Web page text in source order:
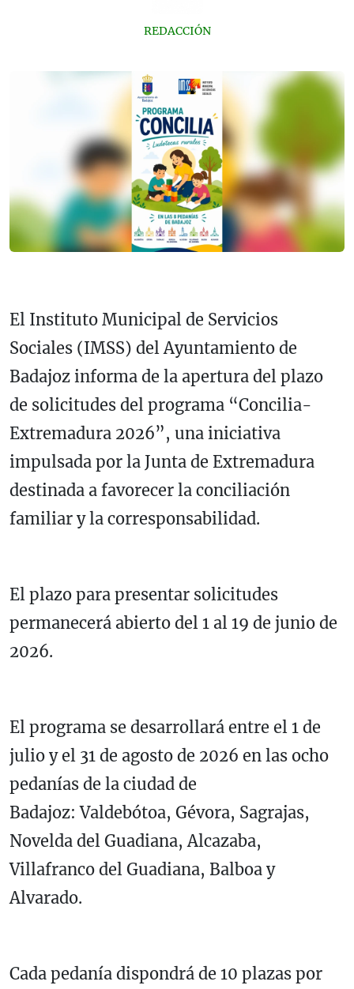
REDACCIÓN
El Instituto Municipal de Servicios
Sociales (IMSS) del Ayuntamiento de
Badajoz informa de la apertura del plazo
de solicitudes del programa “Concilia-
Extremadura 2026”, una iniciativa
impulsada por la Junta de Extremadura
destinada a favorecer la conciliación
familiar y la corresponsabilidad.
El plazo para presentar solicitudes
permanecerá abierto del 1 al 19 de junio de
2026.
El programa se desarrollará entre el 1 de
julio y el 31 de agosto de 2026 en las ocho
pedanías de la ciudad de
Badajoz: Valdebótoa, Gévora, Sagrajas,
Novelda del Guadiana, Alcazaba,
Villafranco del Guadiana, Balboa y
Alvarado.
Cada pedanía dispondrá de 10 plazas por